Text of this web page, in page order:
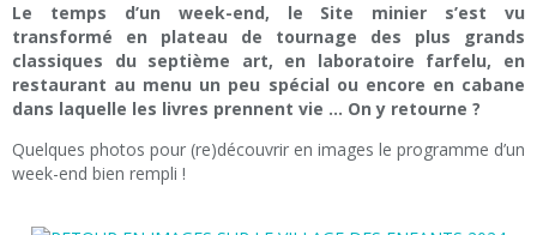
Le temps d’un week-end, le Site minier s’est vu
transformé en plateau de tournage des plus grands
classiques du septième art, en laboratoire farfelu, en
restaurant au menu un peu spécial ou encore en cabane
dans laquelle les livres prennent vie … On y retourne ?
Quelques photos pour (re)découvrir en images le programme d’un
week-end bien rempli !